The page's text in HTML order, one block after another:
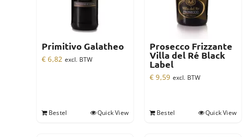
Primitivo Galatheo
€ 6,82 excl. BTW
Bestel Quick View
Prosecco Frizzante
Villa del Ré Black
Label
€ 9,59 excl. BTW
Bestel Quick View